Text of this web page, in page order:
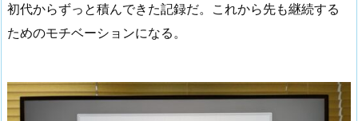
初代からずっと積んできた記録だ。これから先も継続する
ためのモチベーションになる。